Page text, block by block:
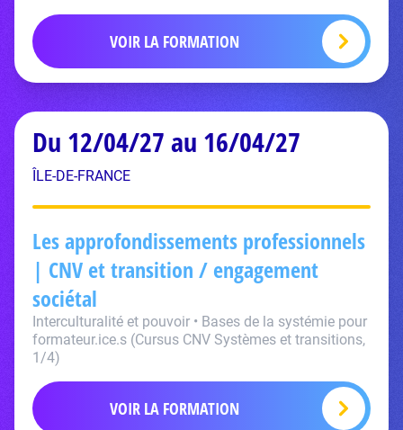
VOIR LA FORMATION
Du 12/04/27 au 16/04/27
ÎLE-DE-FRANCE
Les approfondissements professionnels
| CNV et transition / engagement
sociétal
Interculturalité et pouvoir • Bases de la systémie pour
formateur.ice.s (Cursus CNV Systèmes et transitions,
1/4)
VOIR LA FORMATION